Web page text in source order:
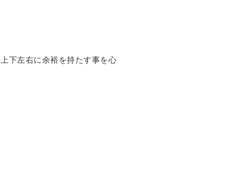
下左右に余裕を持たす事を心